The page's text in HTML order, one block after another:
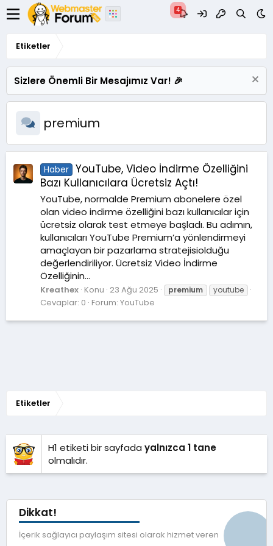
Etiketler
Sizlere Önemli Bir Mesajımız Var! 🎉
premium
Haber YouTube, Video İndirme Özelliğini
Bazı Kullanıcılara Ücretsiz Açtı!
YouTube, normalde Premium abonelere özel
olan video indirme özelliğini bazı kullanıcılar için
ücretsiz olarak test etmeye başladı. Bu adımın,
kullanıcıları YouTube Premium’a yönlendirmeyi
amaçlayan bir pazarlama stratejisiolduğu
değerlendiriliyor. Ücretsiz Video İndirme
Özelliğinin...
Kreathex Konu 23 Ağu 2025 premium youtube
Cevaplar: 0 Forum: YouTube
Etiketler
H1 etiketi bir sayfada yalnızca 1 tane
olmalıdır.
Dikkat!
İçerik sağlayıcı paylaşım sitesi olarak hizmet veren